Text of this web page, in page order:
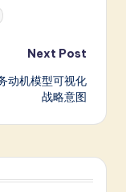
Next Post
动机模型可视化
战略意图